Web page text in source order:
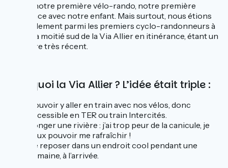
C’était notre première vélo-rando, notre première
itinérance avec notre enfant. Mais surtout, nous étions
probablement parmi les premiers cyclo-randonneurs à
rouler la moitié sud de la Via Allier en itinérance, étant un
itinéraire très récent.
Pourquoi la Via Allier ? L’idée était triple :
Pouvoir y aller en train avec nos vélos, donc
accessible en TER ou train Intercités.
Longer une rivière : j’ai trop peur de la canicule, je
veux pouvoir me rafraîchir !
Se reposer dans un endroit cool pendant une
semaine, à l’arrivée.